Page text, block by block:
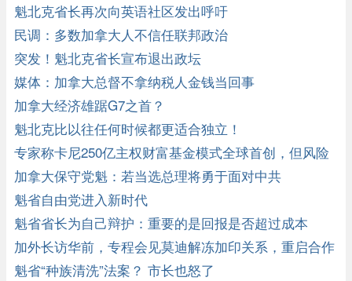
魁北克省长再次向英语社区发出呼吁
民调：多数加拿大人不信任联邦政治
突发！魁北克省长宣布退出政坛
媒体：加拿大总督不拿纳税人金钱当回事
加拿大经济雄踞G7之首？
魁北克比以往任何时候都更适合独立！
专家称卡尼250亿主权财富基金模式全球首创，但风险
未解
加拿大保守党魁：若当选总理将勇于面对中共
魁省自由党进入新时代
魁省省长为自己辩护：重要的是回报是否超过成本
加外长访华前，专程会见莫迪解冻加印关系，重启合作
魁省“种族清洗”法案？ 市长也怒了